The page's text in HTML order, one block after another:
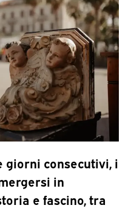
giorni consecutivi, i
in
e fascino, tra